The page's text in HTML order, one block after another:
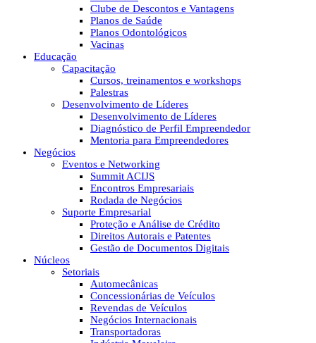
Clube de Descontos e Vantagens
Planos de Saúde
Planos Odontológicos
Vacinas
Educação
Capacitação
Cursos, treinamentos e workshops
Palestras
Desenvolvimento de Líderes
Desenvolvimento de Líderes
Diagnóstico de Perfil Empreendedor
Mentoria para Empreendedores
Negócios
Eventos e Networking
Summit ACIJS
Encontros Empresariais
Rodada de Negócios
Suporte Empresarial
Proteção e Análise de Crédito
Direitos Autorais e Patentes
Gestão de Documentos Digitais
Núcleos
Setoriais
Automecânicas
Concessionárias de Veículos
Revendas de Veículos
Negócios Internacionais
Transportadoras